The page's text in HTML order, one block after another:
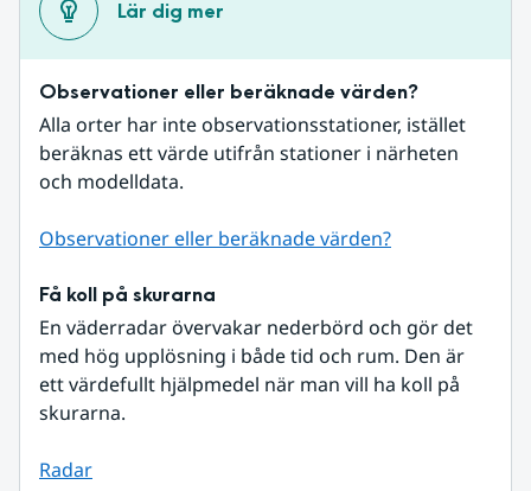
Lär dig mer
Observationer eller beräknade värden?
Alla orter har inte observationsstationer, istället
beräknas ett värde utifrån stationer i närheten
och modelldata.
Observationer eller beräknade värden?
Få koll på skurarna
En väderradar övervakar nederbörd och gör det
med hög upplösning i både tid och rum. Den är
ett värdefullt hjälpmedel när man vill ha koll på
skurarna.
Radar